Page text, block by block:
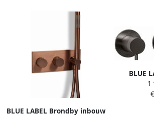
BLUE LABEL Brondby inbouw
BLUE
weg
1